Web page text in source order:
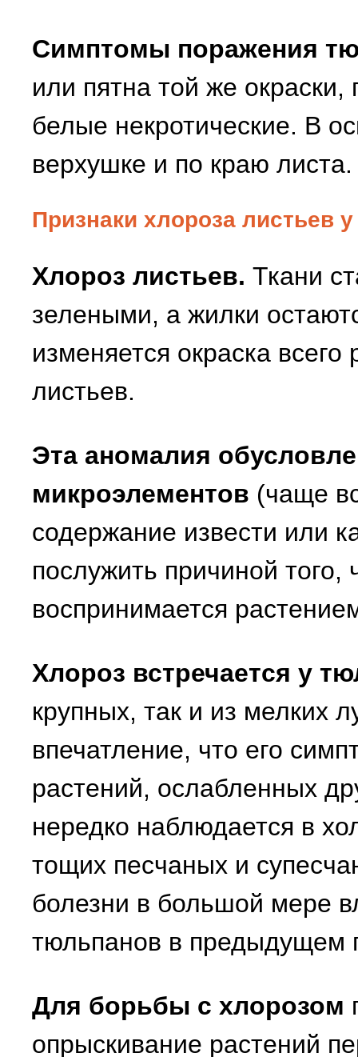
Симптомы поражения
или пятна той же
белые некротические. В
верхушке и по краю листа.
Признаки хлороза листьев
Хлороз листьев. Ткани
зелеными, а жилки
изменяется окраска
листьев.
Эта аномалия
микроэлементов (чаще
содержание извести или
послужить причиной того,
воспринимается
Хлороз встречается у
крупных, так и из мелких
впечатление, что его
растений, ослабленных
нередко наблюдается в
тощих песчаных и
болезни в большой мере
тюльпанов в предыдущем
Для борьбы с хлорозом
опрыскивание растений